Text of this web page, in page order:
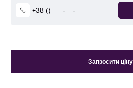
Запросити ціну